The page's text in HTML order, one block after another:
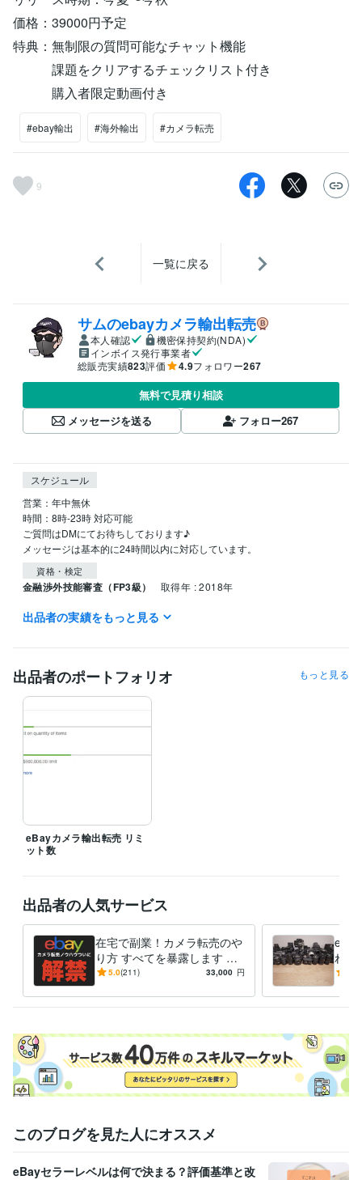
価格：39000円予定
特典：無制限の質問可能なチャット機能
課題をクリアするチェックリスト付き
購入者限定動画付き
#ebay輸出 #海外輸出 #カメラ転売
9
一覧に戻る
サムのebayカメラ輸出転売
本人確認
機密保持契約(NDA)
インボイス発行事業者
総販売実績823評価 4.9フォロワー267
無料で見積り相談
メッセージを送る
フォロー267
スケジュール
営業：年中無休
時間：8時-23時 対応可能
ご質問はDMにてお待ちしております♪
資格・検定
金融渉外技能審査（FP3級） 取得年 : 2018年
得意分野
ビジネス
出品者の実績をもっと見る
出品者のポートフォリオ もっと見る
eBayカメラ輸出転売 リミ
ット数
出品者の人気サービス
在宅で副業！カメラ転売のや
り方 すべてを暴露します 円
安の今、輸出がアツい 初歩
細解説
5.0(211) 33,000 円
れ筋
ラの
ます
このブログを見た人にオススメ
eBayセラーレベルは何で決まる？評価基準と改